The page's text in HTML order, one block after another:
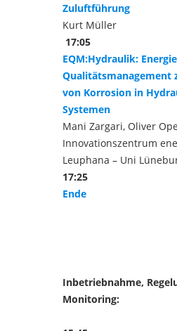
Zuluftführung
Kurt Müller
17:05
EQM:Hydraulik:
Qualitätsmanagement
von Korrosion in
Systemen
Mani Zargari, Oliver
Innovationszentrum
Leuphana – Uni
17:25
Ende
Inbetriebnahme,
Monitoring: